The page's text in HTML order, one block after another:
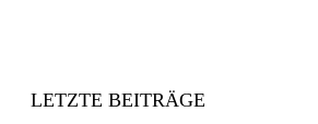
LETZTE BEITRÄGE